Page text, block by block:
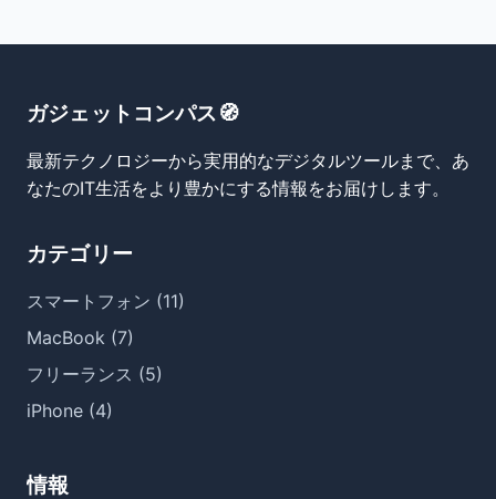
ガジェットコンパス🧭
最新テクノロジーから実用的なデジタルツールまで、あ
なたのIT生活をより豊かにする情報をお届けします。
カテゴリー
スマートフォン (11)
MacBook (7)
フリーランス (5)
iPhone (4)
情報